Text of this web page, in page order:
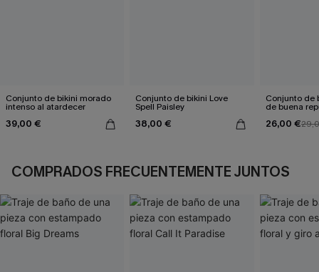
Conjunto de bikini morado
intenso al atardecer
39,00 €
Conjunto de bikini Love
Spell Paisley
38,00 €
Conjunto de
de buena
26,00 €
COMPRADOS FRECUENTEMENTE JUNTOS